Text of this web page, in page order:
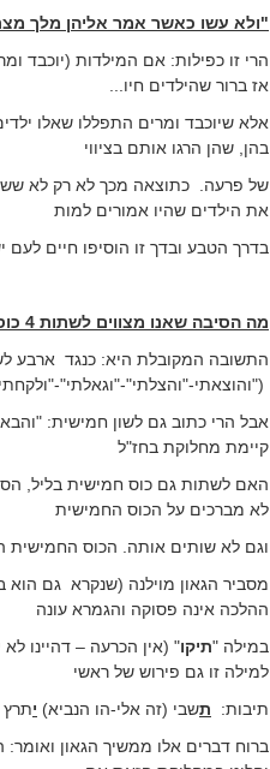
"ולא עשו כאשר אמר אליהן מלך
הרי זו כפילות: אם המילדות (יוכבד
אז ברור שהילדים חיו...
אלא שיוכבד ומרים התפללו שאלו
בהן, שהן הרגו אותם בציווי
של פרעה.
כתוצאה מכך לא רק לא
את הילדים שהיו אמורים למות
בדרך הטבע ובדך זו הוסיפו חיים לעם
מה הסיבה שאנו מצווים לשתות 4 כוסות יין בליל סדר פסח?
התשובה המקובלת היא: כנגד ארבע
("והוצאתי-"והצלתי"-"וגאלתי"-
אבל הרי כתוב גם לשון חמישית:
קיימת מחלוקת בחז"ל
האם לשתות גם כוס חמישית בליל,
לא מברכים על הכוס החמישית
וגם לא שותים אותה. הכוס החמישית
מסביר הגאון מוילנה (שנקרא גם הוא
ההלכה אינה פסוקה והגמרא עונה
במילה "תיקו" (אין הכרעה – דהיינו
למילה זו גם פירוש של ראשי
תיבות:
תשבי (זה אלי-הו הנביא) יתרץ
ברוח דברים אלו ממשיך הגאון